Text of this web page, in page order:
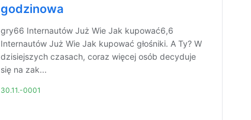
godzinowa
gry66 Internautów Już Wie Jak kupować6,6
Internautów Już Wie Jak kupować głośniki. A Ty? W
dzisiejszych czasach, coraz więcej osób decyduje
się na zak...
30.11.-0001